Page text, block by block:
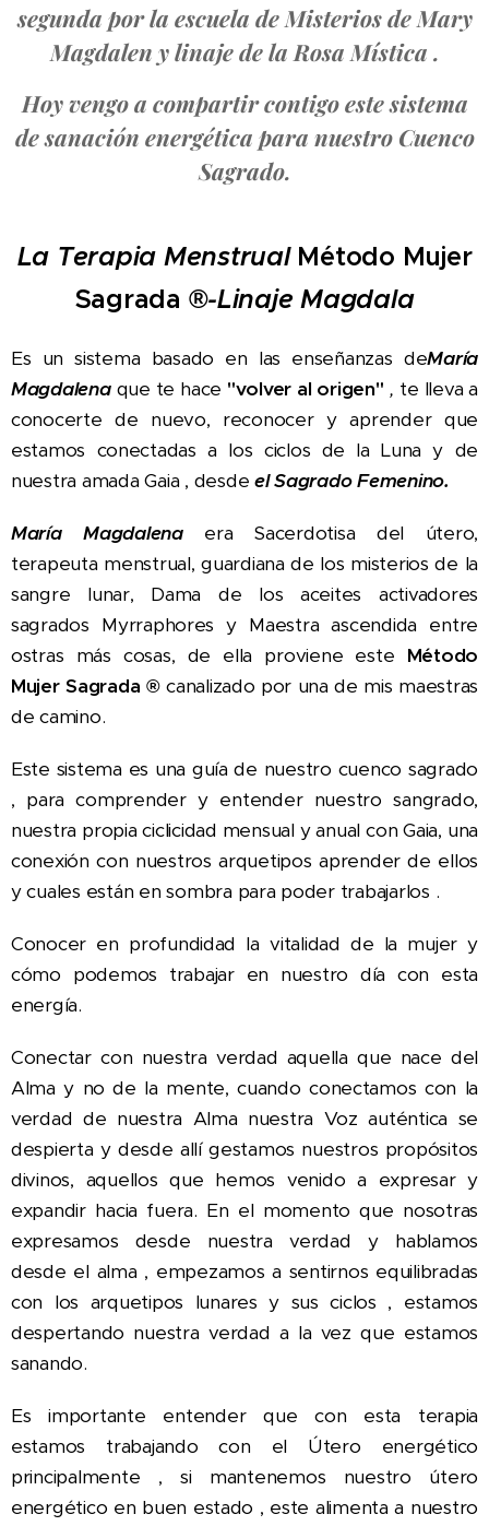
segunda por la escuela de Misterios de Mary
Magdalen y linaje de la Rosa Mística .
Hoy vengo a compartir contigo este sistema
de sanación energética para nuestro Cuenco
Sagrado.
La Terapia Menstrual Método Mujer
Sagrada ®-Linaje Magdala
Es un sistema basado en las enseñanzas deMaría
Magdalena que te hace "volver al origen" , te lleva a
conocerte de nuevo, reconocer y aprender que
estamos conectadas a los ciclos de la Luna y de
nuestra amada Gaia , desde el Sagrado Femenino.
María Magdalena
era Sacerdotisa del útero,
terapeuta menstrual, guardiana de los misterios de la
sangre lunar, Dama de los aceites activadores
sagrados Myrraphores y Maestra ascendida entre
ostras más cosas, de ella proviene este Método
Mujer Sagrada ®canalizado por una de mis maestras
de camino.
Este sistema es una guía de nuestro cuenco sagrado
, para comprender y entender nuestro sangrado,
nuestra propia ciclicidad mensual y anual con Gaia, una
conexión con nuestros arquetipos aprender de ellos
y cuales están en sombra para poder trabajarlos .
Conocer en profundidad la vitalidad de la mujer y
cómo podemos trabajar en nuestro día con esta
energía.
Conectar con nuestra verdad aquella que nace del
Alma y no de la mente, cuando conectamos con la
verdad de nuestra Alma nuestra Voz auténtica se
despierta y desde allí gestamos nuestros propósitos
divinos, aquellos que hemos venido a expresar y
expandir hacia fuera. En el momento que nosotras
expresamos desde nuestra verdad y hablamos
desde el alma , empezamos a sentirnos equilibradas
con los arquetipos lunares y sus ciclos , estamos
despertando nuestra verdad a la vez que estamos
sanando.
Es importante entender que con esta terapia
estamos trabajando con el Útero energético
principalmente , si mantenemos nuestro útero
energético en buen estado , este alimenta a nuestro